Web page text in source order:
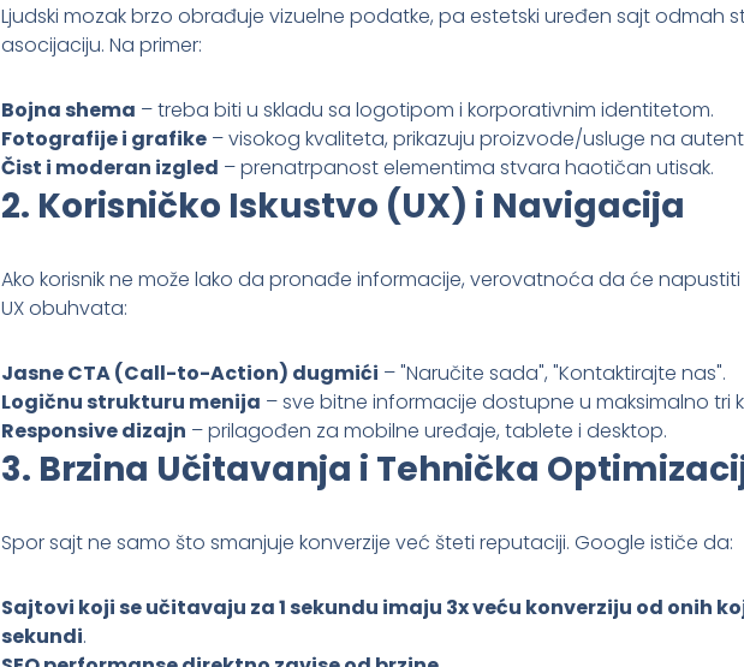
Ljudski mozak brzo obrađuje vizuelne podatke, pa estetski uređen sajt odmah
asocijaciju. Na primer:
Bojna shema – treba biti u skladu sa logotipom i korporativnim identitetom.
Fotografije i grafike– visokog kvaliteta, prikazuju proizvode/usluge na
Čist i moderan izgled – prenatrpanost elementima stvara haotičan utisak.
2. Korisničko Iskustvo (UX) i Navigacija
Ako korisnik ne može lako da pronađe informacije, verovatnoća da će
UX obuhvata:
Jasne CTA (Call-to-Action) dugmići – "Naručite sada", "Kontaktirajte nas".
Logičnu strukturu menija – sve bitne informacije dostupne u maksimalno tri
Responsive dizajn – prilagođen za mobilne uređaje, tablete i desktop.
3. Brzina Učitavanja i Tehnička
Spor sajt ne samo što smanjuje konverzije već šteti reputaciji. Google ističe da:
Sajtovi koji se učitavaju za 1 sekundu imaju 3x veću konverziju od onih
sekundi.